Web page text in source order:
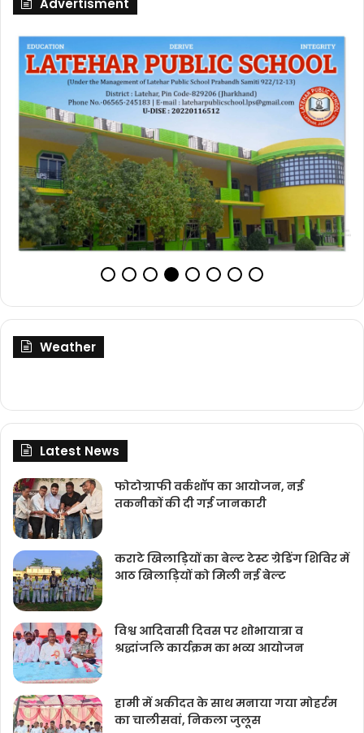
Advertisment
Weather
Latest News
फोटोग्राफी वर्कशॉप का आयोजन, नई
तकनीकों की दी गई जानकारी
कराटे खिलाड़ियों का बेल्ट टेस्ट ग्रेडिंग शिविर में
आठ खिलाड़ियों को मिली नई बेल्ट
विश्व आदिवासी दिवस पर शोभायात्रा व
श्रद्धांजलि कार्यक्रम का भव्य आयोजन
हामी में अकीदत के साथ मनाया गया मोहर्रम
का चालीसवां, निकला जुलूस